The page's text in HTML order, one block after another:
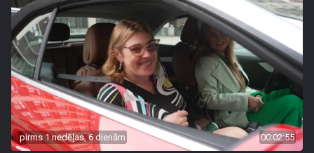
pirms 1 nedēļas, 6 dienām 00:02:55